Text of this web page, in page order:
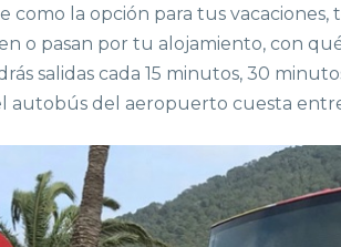
la opción para tus vacaciones,
o pasan por tu alojamiento, con
salidas cada 15 minutos, 30
autobús del aeropuerto cuesta